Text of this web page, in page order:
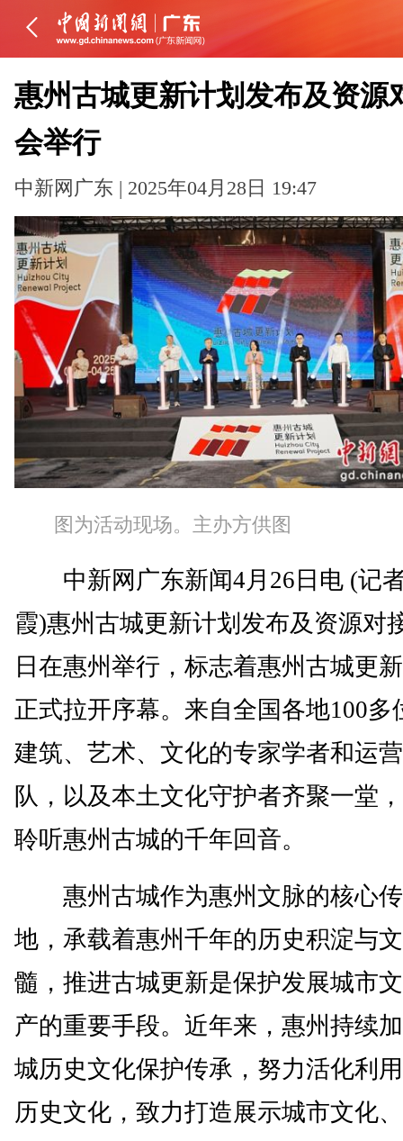
惠州古城更新计划发布及资源
会举行
中新网广东 | 2025年04月28日 19:47
图为活动现场。主办方供图
中新网广东新闻4月26日电 (记
霞)惠州古城更新计划发布及资源对
日在惠州举行，标志着惠州古城更
正式拉开序幕。来自全国各地100多
建筑、艺术、文化的专家学者和运
队，以及本土文化守护者齐聚一堂
聆听惠州古城的千年回音。
惠州古城作为惠州文脉的核心
地，承载着惠州千年的历史积淀与
髓，推进古城更新是保护发展城市
产的重要手段。近年来，惠州持续
城历史文化保护传承，努力活化利
历史文化，致力打造展示城市文化